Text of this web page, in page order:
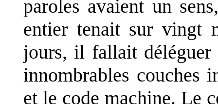
paroles avaient un
entier tenait sur vingt
jours, il fallait déléguer
innombrables couches
et le code machine. Le